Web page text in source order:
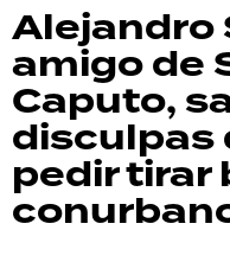
Alejandro
amigo de
Caputo,
disculpas
pedir tirar